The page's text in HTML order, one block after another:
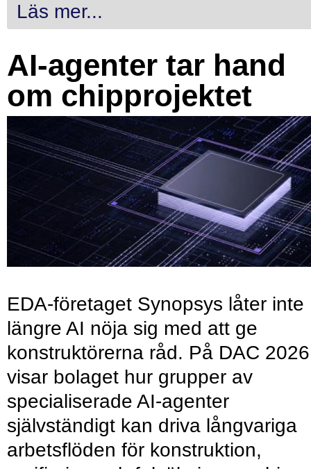
Läs mer...
AI-agenter tar hand
om chipprojektet
EDA-företaget Synopsys låter inte
längre AI nöja sig med att ge
konstruktörerna råd. På DAC 2026
visar bolaget hur grupper av
specialiserade AI-agenter
självständigt kan driva långvariga
arbetsflöden för konstruktion,